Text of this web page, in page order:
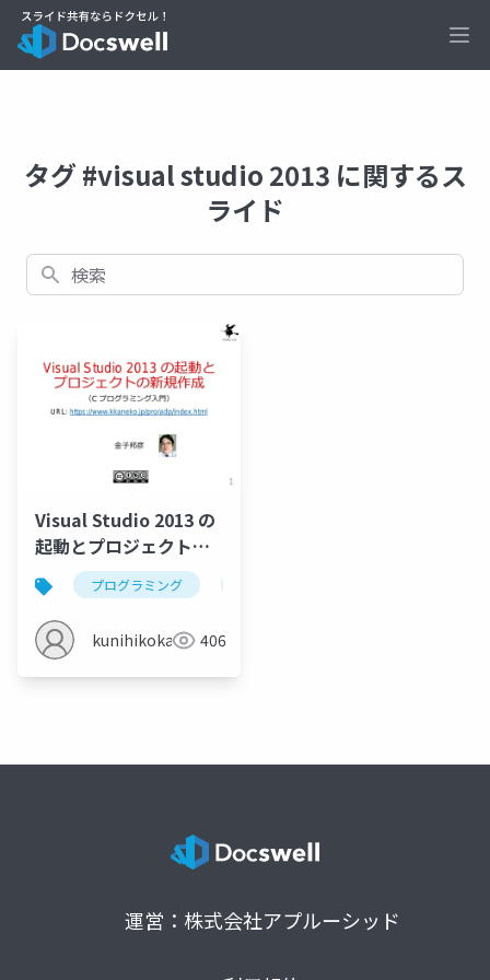
タグ #visual studio 2013 に関するス
ライド
検索
Visual Studio 2013 の
起動とプロジェクトの
新規作成プログラミング
kunihikokaneko406
運営：株式会社アプルーシッド